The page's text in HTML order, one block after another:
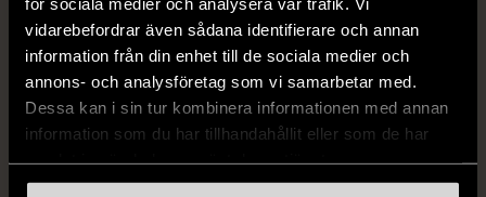
vidarebefordrar även sådana identifierare och annan
information från din enhet till de sociala medier och
annons- och analysföretag som vi samarbetar med.
Dessa kan i sin tur kombinera informationen med annan
information som du har tillhandahållit eller som de har
kvalitet och ska inte ha några skador eller
förslitningar.
Läs mer om hur vi bedömer